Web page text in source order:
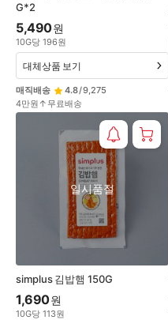
G*2
5,490원
10G당 196원
매직배송 4.8/9,275
4만원↑무료배송
대체상품 보기
simplus 김밥햄 150G
일시품절
1,690원
10G당 113원